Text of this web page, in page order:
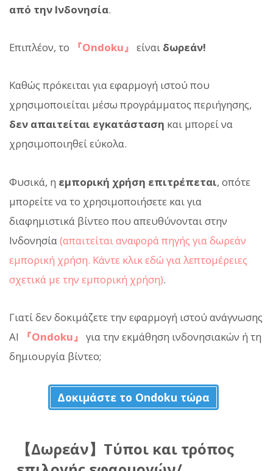
από την Ινδονησία.
Επιπλέον, το 『Ondoku』 είναι δωρεάν!
Καθώς πρόκειται για εφαρμογή ιστού που
χρησιμοποιείται μέσω προγράμματος περιήγησης,
δεν απαιτείται εγκατάσταση και μπορεί να
χρησιμοποιηθεί εύκολα.
Φυσικά, η εμπορική χρήση επιτρέπεται, οπότε
μπορείτε να το χρησιμοποιήσετε και για
διαφημιστικά βίντεο που απευθύνονται στην
Ινδονησία (απαιτείται αναφορά πηγής για δωρεάν
εμπορική χρήση. Κάντε κλικ εδώ για λεπτομέρειες
σχετικά με την εμπορική χρήση).
Γιατί δεν δοκιμάζετε την εφαρμογή ιστού ανάγνωσης
AI
『Ondoku』 για την εκμάθηση ινδονησιακών ή τη
δημιουργία βίντεο;
Δοκιμάστε το Ondoku τώρα
【Δωρεάν】Τύποι και τρόπος